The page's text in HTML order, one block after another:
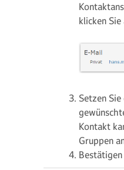
klicken Sie
Setzen
Kontakt
Gruppen